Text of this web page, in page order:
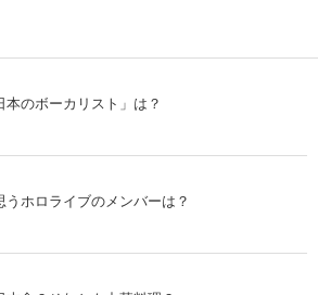
本のボーカリスト」は？
うホロライブのメンバーは？